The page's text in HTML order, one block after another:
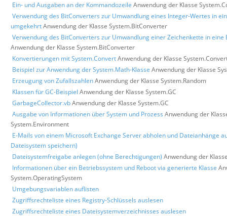
Ein- und Ausgaben an der Kommandozeile Anwendung der Klasse
Verwendung des BitConverters zur Umwandlung eines Integer-Wertes in
umgekehrtAnwendung der Klasse System.BitConverter
Verwendung des BitConverters zur Umwandlung einer Zeichenkette in eine
Anwendung der Klasse System.BitConverter
Konvertierungen mit System.ConvertAnwendung der Klasse
Beispiel zur Anwendung der System.Math-Klasse Anwendung der Klasse
Erzeugung von ZufallszahlenAnwendung der Klasse System.Random
Klassen für GC-Beispiel Anwendung der Klasse System.GC
GarbageCollector.vbAnwendung der Klasse System.GC
Ausgabe von Informationen über System und Prozess Anwendung der
System.Environment
E-Mails von einem Microsoft Exchange Server abholen und Dateianhänge
Dateisystem speichern)
Dateisystemfreigabe anlegen (ohne Berechtigungen) Anwendung der
Informationen über ein Betriebssystem und Reboot via generierte Klasse
System.OperatingSystem
Umgebungsvariablen auflisten
Zugriffsrechteliste eines Registry-Schlüssels auslesen
Zugriffsrechteliste eines Dateisystemverzeichnisses auslesen